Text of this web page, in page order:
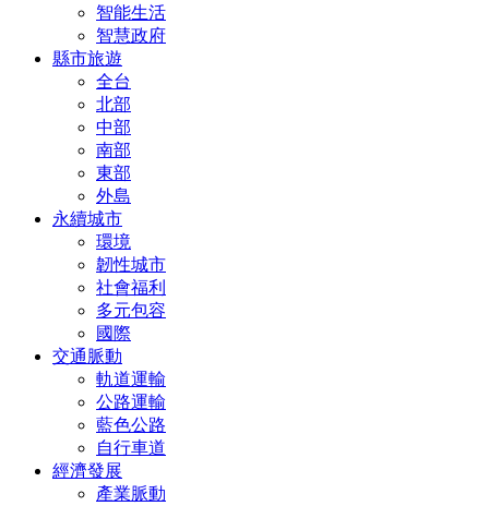
智能生活
智慧政府
縣市旅遊
全台
北部
中部
南部
東部
外島
永續城市
環境
韌性城市
社會福利
多元包容
國際
交通脈動
軌道運輸
公路運輸
藍色公路
自行車道
經濟發展
產業脈動